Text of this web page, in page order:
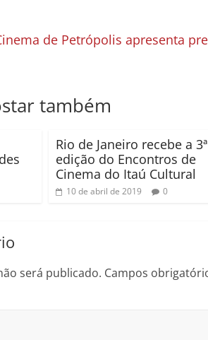
de Petrópolis apresenta
também
Rio de Janeiro recebe a 3ª
edição do Encontros de
Cinema do Itaú Cultural
10 de abril de 2019 0
será publicado. Campos